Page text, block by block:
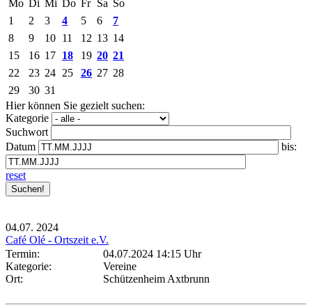
Mo Di Mi Do Fr Sa So
1
2 3 4 5 6
7
8
9 10 11 12 13 14
15
16 17 18 19 20 21
22
23 24 25 26 27 28
29
30 31
Hier können Sie gezielt suchen:
Kategorie
Suchwort
Datum
bis:
reset
04.07. 2024
Café Olé - Ortszeit e.V.
Termin:
04.07.2024 14:15 Uhr
Kategorie:
Vereine
Ort:
Schützenheim Axtbrunn